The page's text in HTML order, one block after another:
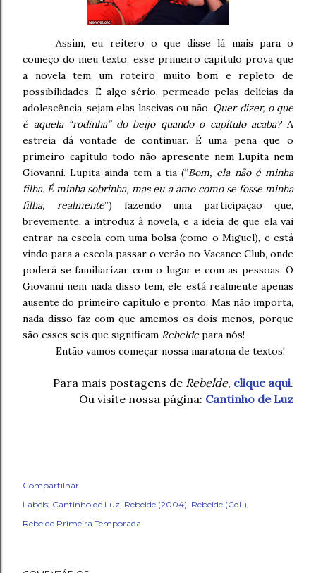
Assim, eu reitero o que disse lá mais para o
começo do meu texto: esse primeiro capítulo prova que
a novela tem um roteiro muito bom e repleto de
possibilidades. É algo sério, permeado pelas delícias da
adolescência, sejam elas lascivas ou não. Quer dizer, o que
é aquela “rodinha” do beijo quando o capítulo acaba?A
estreia dá vontade de continuar. É uma pena que o
primeiro capítulo todo não apresente nem Lupita nem
Giovanni. Lupita ainda tem a tia (“Bom, ela não é minha
filha. É minha sobrinha, mas eu a amo como se fosse minha
filha, realmente”) fazendo uma participação que,
brevemente, a introduz à novela, e a ideia de que ela vai
entrar na escola com uma bolsa (como o Miguel), e está
vindo para a escola passar o verão no Vacance Club, onde
poderá se familiarizar com o lugar e com as pessoas. O
Giovanni nem nada disso tem, ele está realmente apenas
ausente do primeiro capítulo e pronto. Mas não importa,
nada disso faz com que amemos os dois menos, porque
são esses seis que significam Rebelde para nós!
Então vamos começar nossa maratona de textos!
Para mais postagens de Rebelde, clique aqui.
Ou visite nossa página: Cantinho de Luz
Compartilhar
Labels: Cantinho de Luz Rebelde (2004) Rebelde (CdL)
Rebelde Primeira Temporada